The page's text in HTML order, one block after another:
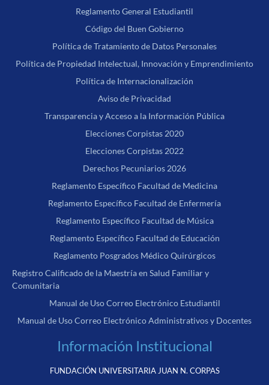
Reglamento General Estudiantil
Código del Buen Gobierno
Política de Tratamiento de Datos Personales
Política de Propiedad Intelectual, Innovación y Emprendimiento
Política de Internacionalización
Aviso de Privacidad
Transparencia y Acceso a la Información Pública
Elecciones Corpistas 2020
Elecciones Corpistas 2022
Derechos Pecuniarios 2026
Reglamento Específico Facultad de Medicina
Reglamento Específico Facultad de Enfermería
Reglamento Específico Facultad de Música
Reglamento Específico Facultad de Educación
Reglamento Posgrados Médico Quirúrgicos
Registro Calificado de la Maestría en Salud Familiar y
Comunitaria
Manual de Uso Correo Electrónico Estudiantil
Manual de Uso Correo Electrónico Administrativos y Docentes
Información Institucional
FUNDACIÓN UNIVERSITARIA JUAN N. CORPAS